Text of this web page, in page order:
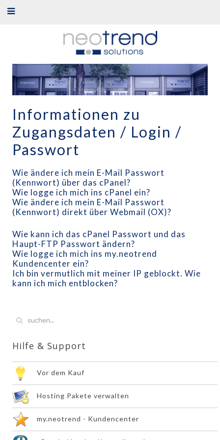
Informationen zu
Zugangsdaten / Login /
Passwort
Wie ändere ich mein E-Mail Passwort
(Kennwort) über das cPanel?
Wie logge ich mich ins cPanel ein?
Wie ändere ich mein E-Mail Passwort
(Kennwort) direkt über Webmail (OX)?
Wie kann ich das cPanel Passwort und das
Haupt-FTP Passwort ändern?
Wie logge ich mich ins my.neotrend
Kundencenter ein?
Ich bin vermutlich mit meiner IP geblockt. Wie
kann ich mich entblocken?
Hilfe & Support
Vor dem Kauf
Hosting Pakete verwalten
my.neotrend - Kundencenter